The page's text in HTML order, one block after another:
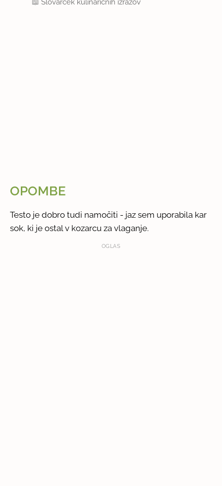
📖Slovarček kulinaričnih izrazov
OPOMBE
Testo je dobro tudi namočiti - jaz sem uporabila kar
sok, ki je ostal v kozarcu za vlaganje.
OGLAS